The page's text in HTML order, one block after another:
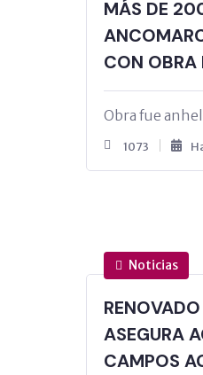
MÁS DE
CON OBRA
Obra fue
1073
Noticias
ASEGURA
CAMPOS